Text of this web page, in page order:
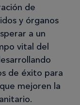
de
y órganos
a un
vital del
de éxito para
mejoren la